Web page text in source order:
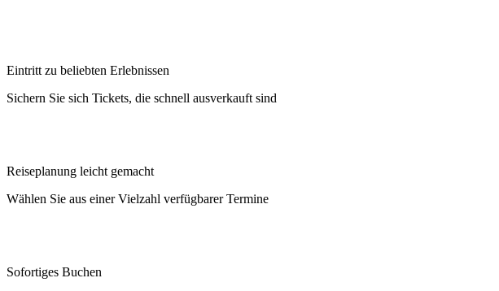
Eintritt zu beliebten Erlebnissen
Sichern Sie sich Tickets, die schnell ausverkauft sind
Reiseplanung leicht gemacht
Wählen Sie aus einer Vielzahl verfügbarer Termine
Sofortiges Buchen